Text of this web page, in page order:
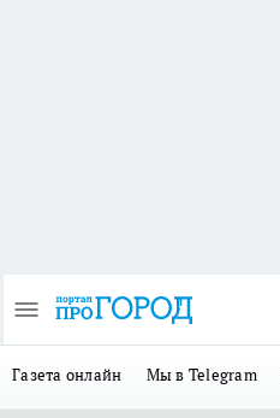
Газета онлайн Мы в Telegram